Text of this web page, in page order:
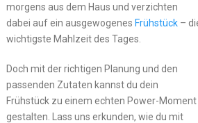
morgens aus dem Haus und verzichten
dabei auf ein ausgewogenes Frühstück–
wichtigste Mahlzeit des Tages.
Doch mit der richtigen Planung und den
passenden Zutaten kannst du dein
Frühstück zu einem echten Power-Moment
gestalten. Lass uns erkunden, wie du mit